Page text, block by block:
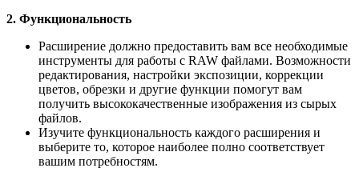
2. Функциональность
Расширение должно предоставить вам все необходимые
инструменты для работы с RAW файлами. Возможности
редактирования, настройки экспозиции, коррекции
цветов, обрезки и другие функции помогут вам
получить высококачественные изображения из сырых
файлов.
Изучите функциональность каждого расширения и
выберите то, которое наиболее полно соответствует
вашим потребностям.